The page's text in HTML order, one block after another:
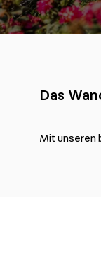
Das
Mit unseren